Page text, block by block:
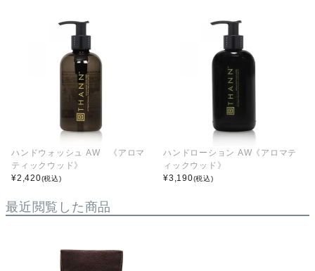
ハンドウォッシュ AW 《アロマ
ティックウッド》
¥2,420(税込)
ハンドローション AW《アロマテ
ィックウッド》
¥3,190(税込)
最近閲覧した商品